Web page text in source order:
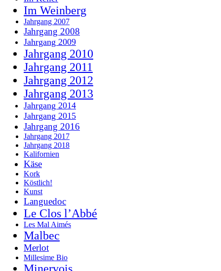
Im Weinberg
Jahrgang 2007
Jahrgang 2008
Jahrgang 2009
Jahrgang 2010
Jahrgang 2011
Jahrgang 2012
Jahrgang 2013
Jahrgang 2014
Jahrgang 2015
Jahrgang 2016
Jahrgang 2017
Jahrgang 2018
Kalifornien
Käse
Kork
Köstlich!
Kunst
Languedoc
Le Clos l’Abbé
Les Mal Aimés
Malbec
Merlot
Millesime Bio